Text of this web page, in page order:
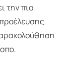
την πιο